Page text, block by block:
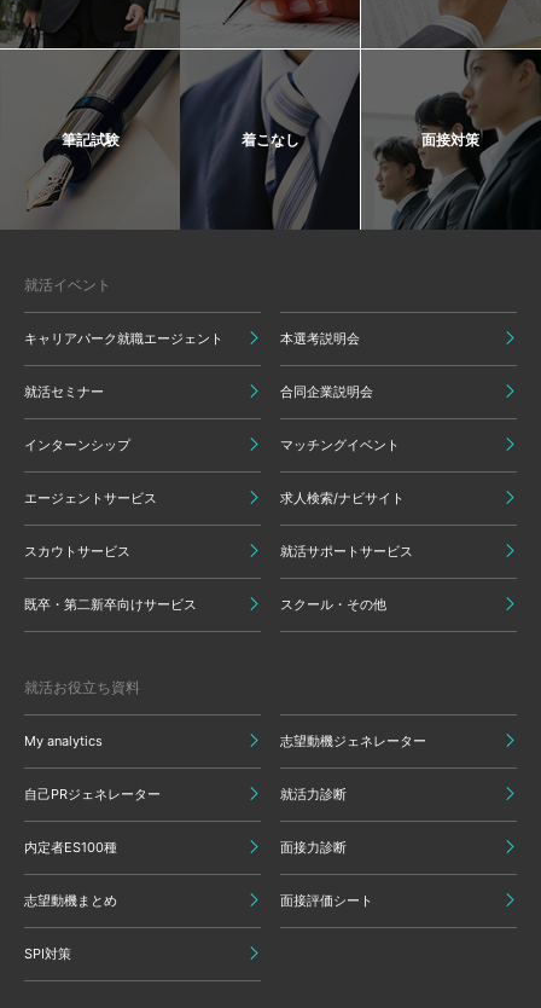
筆記試験 着こなし 面接対策
就活イベント
キャリアパーク就職エージェント 本選考説明会
就活セミナー 合同企業説明会
インターンシップ マッチングイベント
エージェントサービス 求人検索/ナビサイト
スカウトサービス 就活サポートサービス
既卒・第二新卒向けサービス スクール・その他
就活お役立ち資料
My analytics 志望動機ジェネレーター
自己PRジェネレーター 就活力診断
内定者ES100種 面接力診断
志望動機まとめ 面接評価シート
SPI対策